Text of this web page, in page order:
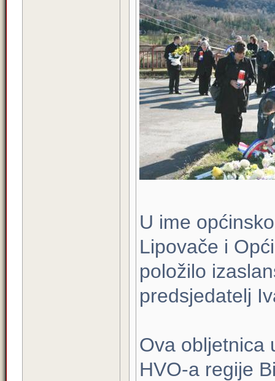
U ime
Lipovače i
položilo
predsjedatelj
Ova obljetnica
HVO-a regije